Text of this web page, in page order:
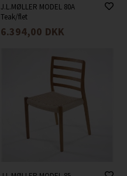
J.L.MØLLER MODEL 80A
Teak/flet
6.394,00 DKK